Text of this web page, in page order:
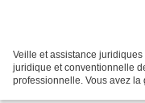
Veille et assistance
juridique et conventionnelle
professionnelle. Vous avez la